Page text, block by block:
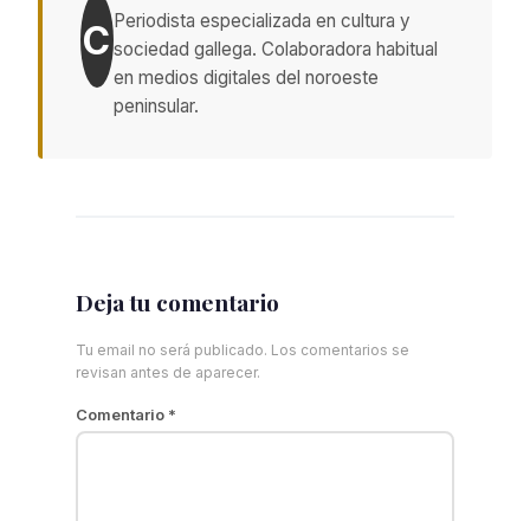
CPeriodista especializada en cultura y
sociedad gallega. Colaboradora habitual
en medios digitales del noroeste
peninsular.
Deja tu comentario
Tu email no será publicado. Los comentarios se
revisan antes de aparecer.
Comentario *